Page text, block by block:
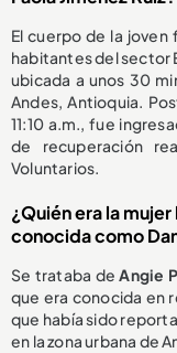
El cuerpo de la
habitantes del sector
ubicada a unos 30
Andes, Antioquia.
11:10 a.m., fue
de recuperación
Voluntarios.
¿Quién era la
conocida como
Se trataba deAngie
que era conocida en
que había sido
en la zona urbana de